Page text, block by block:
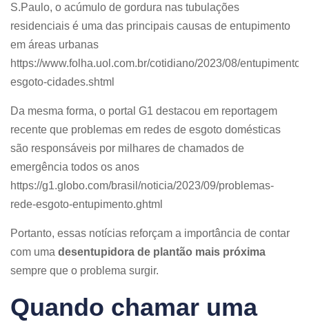
S.Paulo, o acúmulo de gordura nas tubulações
residenciais é uma das principais causas de entupimento
em áreas urbanas
https://www.folha.uol.com.br/cotidiano/2023/08/entupimentos-
esgoto-cidades.shtml
Da mesma forma, o portal G1 destacou em reportagem
recente que problemas em redes de esgoto domésticas
são responsáveis por milhares de chamados de
emergência todos os anos
https://g1.globo.com/brasil/noticia/2023/09/problemas-
rede-esgoto-entupimento.ghtml
Portanto, essas notícias reforçam a importância de contar
com uma desentupidora de plantão mais próxima
sempre que o problema surgir.
Quando chamar uma